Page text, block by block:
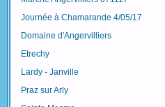
Journée à Chamarande 4/05/17
Domaine d'Angervilliers
Etrechy
Lardy - Janville
Praz sur Arly